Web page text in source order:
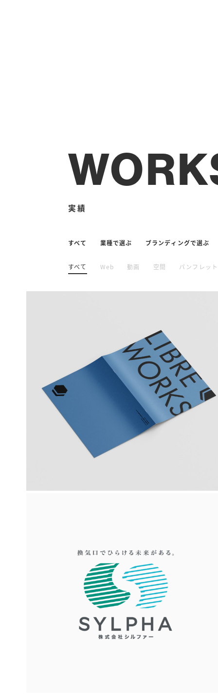
実績
すべて 業種で選ぶ
すべて 不動産 士業 IT 製造 飲食
ブランディングで選ぶ
すべて 企業ブランディング プロジェクト
すべて Web 動画 空間 パンフレット